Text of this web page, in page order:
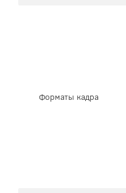
Форматы кадра